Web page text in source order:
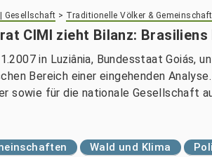
Gesellschaft > Traditionelle Völker &
CIMI zieht Bilanz:
in Luziânia, Bundesstaat Goiás,
Bereich einer eingehenden
sowie für die nationale Gesellschaft
Wald und Klima